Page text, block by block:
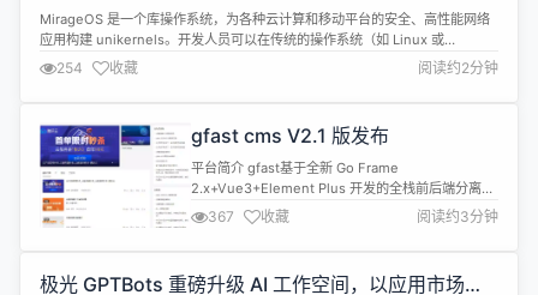
MirageOS 是一个库操作系统，为各种云计算和移动平台的安全、高性能网络
应用构建 unikernels。开发人员可以在传统的操作系统（如 Linux 或
macOS）上编写代码。然后，他们可以将自己的代码编译成一个完全独立的、
专门的 unikernel，在 Xen、KVM 管理程序和轻量级管理程序（如 FreeBSD
的 BHyve、OpenBSD 的 ...
254 收藏 阅读约2分钟
gfast cms V2.1 版发布
平台简介 gfast基于全新 Go Frame
2.x+Vue3+Element Plus 开发的全栈前后端分离的
管理系统 前端采用 Vue、Element UI。 特征 高生
产率：几分钟即可搭建一个后台管理系统 模块化：单
应用多系统的模式，将一个完整的应用拆分为多个系
可通过插件的方式扩展系统功能， 目前插件...
367 收藏 阅读约3分钟
极光 GPTBots 重磅升级 AI 工作空间，以应用市场开”